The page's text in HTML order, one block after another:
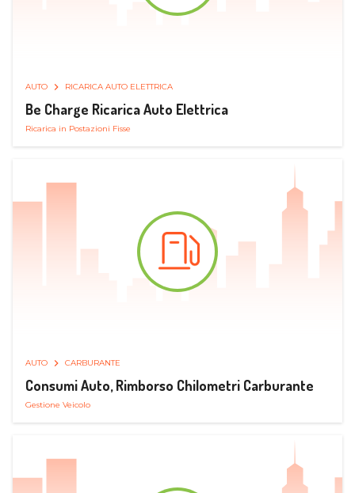
AUTO RICARICA AUTO ELETTRICA
Be Charge Ricarica Auto Elettrica
Ricarica in Postazioni Fisse
AUTO CARBURANTE
Consumi Auto, Rimborso Chilometri Carburante
Gestione Veicolo